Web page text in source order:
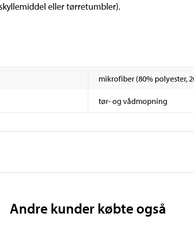
eller tørretumbler).
mikrofiber (80% polyester,
tør- og vådmopning
Andre kunder købte også